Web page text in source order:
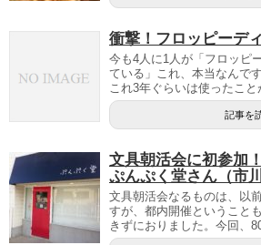
衝撃！フロッピーデ
今も4人に1人が「フロッピ
ている」これ、本当なんで
これ3年ぐらいは使ったこと
記事を
文具朝活会に初参加
ぷんぷく堂さん（市
文具朝活会なるものは、以
すが、都内開催ということ
きずにおりました。今回、